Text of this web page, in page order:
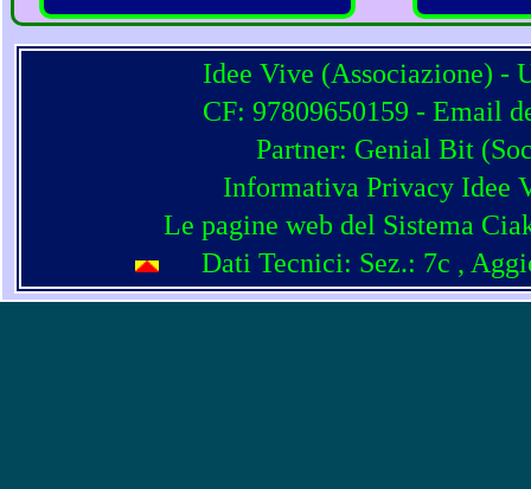
Idee Vive (Associazione) -
CF: 97809650159 - Email
Partner: Genial Bit (
Informativa Privacy Idee
Le pagine web del Sistema
Dati Tecnici: Sez.: 7c ,